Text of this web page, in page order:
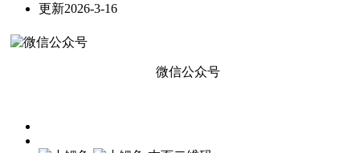
更新2026-3-16
微信公众号